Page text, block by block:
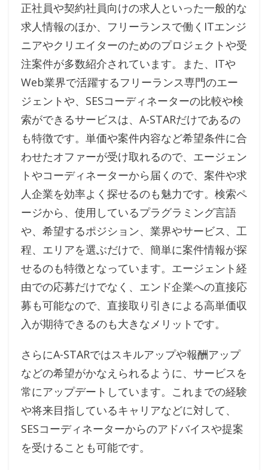
正社員や契約社員向けの求人といった一般的な
求人情報のほか、フリーランスで働くITエンジ
ニアやクリエイターのためのプロジェクトや受
注案件が多数紹介されています。また、ITや
Web業界で活躍するフリーランス専門のエー
ジェントや、SESコーディネーターの比較や検
索ができるサービスは、A-STARだけであるの
も特徴です。単価や案件内容など希望条件に合
わせたオファーが受け取れるので、エージェン
トやコーディネーターから届くので、案件や求
人企業を効率よく探せるのも魅力です。検索ペ
ージから、使用しているプラグラミング言語
や、希望するポジション、業界やサービス、工
程、エリアを選ぶだけで、簡単に案件情報が探
せるのも特徴となっています。エージェント経
由での応募だけでなく、エンド企業への直接応
募も可能なので、直接取り引きによる高単価収
入が期待できるのも大きなメリットです。
さらにA-STARではスキルアップや報酬アップ
などの希望がかなえられるように、サービスを
常にアップデートしています。これまでの経験
や将来目指しているキャリアなどに対して、
SESコーディネーターからのアドバイスや提案
を受けることも可能です。